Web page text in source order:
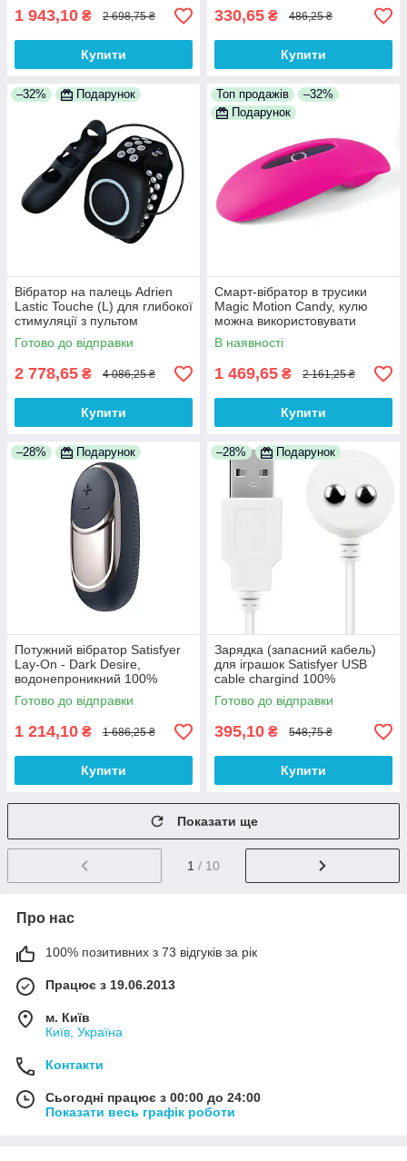
1 943,10 ₴ 2 698,75 ₴
Купити
330,65 ₴ 486,25 ₴
Купити
–32% Подарунок
Вібратор на палець Adrien
Lastic Touche (L) для глибокої
стимуляції з пультом
управління на руці 100%
Анонімності
Готово до відправки
2 778,65 ₴ 4 086,25 ₴
Купити
Топ продажів
–32%
Подарунок
Смарт-вібратор в трусики
Magic Motion Candy, кулю
можна використовувати
окремо 100% Анонімності
В наявності
1 469,65 ₴ 2 161,25 ₴
Купити
–28% Подарунок
Потужний вібратор Satisfyer
Lay-On - Dark Desire,
водонепроникний 100%
Анонімності
Готово до відправки
1 214,10 ₴ 1 686,25 ₴
Купити
–28% Подарунок
Зарядка (запасний кабель)
для іграшок Satisfyer USB
cable chargind 100%
Анонімності
Готово до відправки
395,10 ₴ 548,75 ₴
Купити
Показати ще
1 / 10
Про нас
100% позитивних з 73 відгуків за рік
Працює з 19.06.2013
м. Київ
Київ, Україна
Контакти
Сьогодні працює з 00:00 до 24:00
Показати весь графік роботи